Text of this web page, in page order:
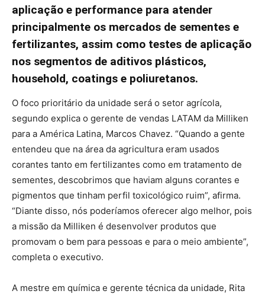
aplicação e performance para atender
principalmente os mercados de sementes e
fertilizantes, assim como testes de aplicação
nos segmentos de aditivos plásticos,
household, coatings e poliuretanos.
O foco prioritário da unidade será o setor agrícola,
segundo explica o gerente de vendas LATAM da Milliken
para a América Latina, Marcos Chavez. “Quando a gente
entendeu que na área da agricultura eram usados
corantes tanto em fertilizantes como em tratamento de
sementes, descobrimos que haviam alguns corantes e
pigmentos que tinham perfil toxicológico ruim”, afirma.
“Diante disso, nós poderíamos oferecer algo melhor, pois
a missão da Milliken é desenvolver produtos que
promovam o bem para pessoas e para o meio ambiente”,
completa o executivo.
A mestre em química e gerente técnica da unidade, Rita